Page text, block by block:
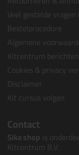
Veel gestelde vragen
Bestelprocedure
Algemene
Kitcentrum berichten
Cookies & privacy
Disclaimer
Kit cursus volgen
Contact
Sika shop is
Kitcentrum B.V.